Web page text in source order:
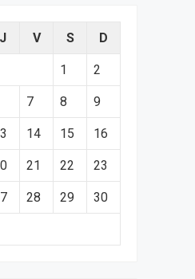
J V S D
1 2
7 8 9
14 15 16
21 22 23
28 29 30